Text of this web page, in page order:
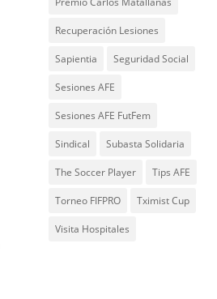
Recuperación Lesiones
Sapientia Seguridad Social
Sesiones AFE
Sesiones AFE FutFem
Sindical Subasta Solidaria
The Soccer Player Tips AFE
Torneo FIFPRO Tximist Cup
Visita Hospitales